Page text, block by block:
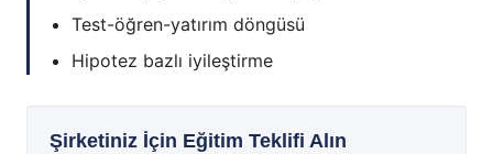
Test-öğren-yatırım döngüsü
Hipotez bazlı iyileştirme
Şirketiniz İçin Eğitim Teklifi Alın